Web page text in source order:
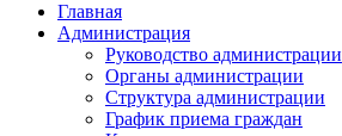
Главная
Администрация
Руководство администрации
Органы администрации
Структура администрации
График приема граждан